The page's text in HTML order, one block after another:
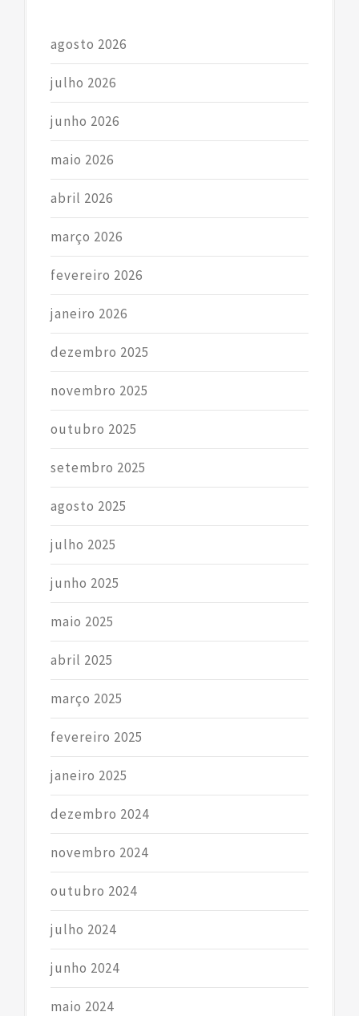
agosto 2026
julho 2026
junho 2026
maio 2026
abril 2026
março 2026
fevereiro 2026
janeiro 2026
dezembro 2025
novembro 2025
outubro 2025
setembro 2025
agosto 2025
julho 2025
junho 2025
maio 2025
abril 2025
março 2025
fevereiro 2025
janeiro 2025
dezembro 2024
novembro 2024
outubro 2024
julho 2024
junho 2024
maio 2024